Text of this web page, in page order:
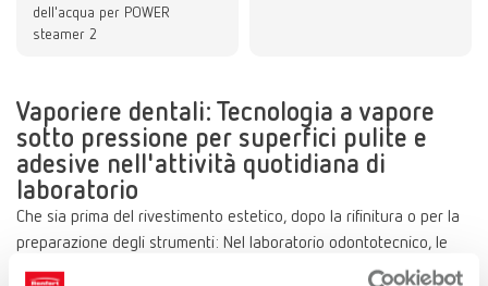
dell'acqua per POWER
steamer 2
Vaporiere dentali: Tecnologia a vapore
sotto pressione per superfici pulite e
adesive nell'attività quotidiana di
laboratorio
Che sia prima del rivestimento estetico, dopo la rifinitura o per la
preparazione degli strumenti: Nel laboratorio odontotecnico, le
vaporiere sono uno strumento fondamentale per la pulizia. Il